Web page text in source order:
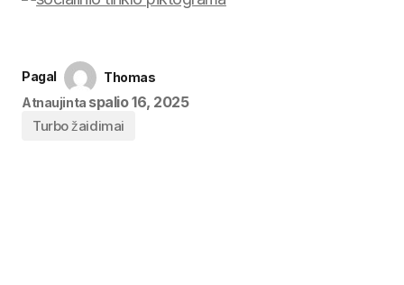
Pagal
Thomas
Atnaujinta spalio 16, 2025
Turbo žaidimai